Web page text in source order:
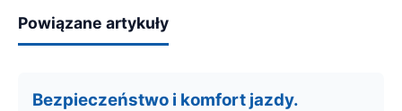
Powiązane artykuły
Bezpieczeństwo i komfort jazdy.